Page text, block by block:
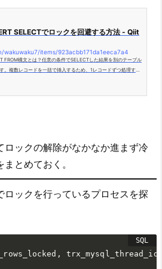
SELECTでロックを回避する方法 - Qiit
items/923acbb171da1eeca7a4
FROM構文とは？任意の条件でSELECTした結果を別のテーブル
。複数レコードを一括で挿入するため、1レコードずつ処理する
ロックの解除がなかなか進まず冷
とめておく。
ロックを行っているプロセスを探
,